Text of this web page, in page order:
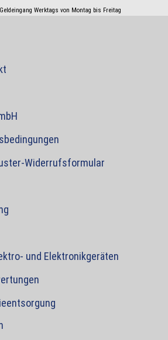
Werktags von Montag bis Freitag
Widerrufsformular
und Elektronikgeräten